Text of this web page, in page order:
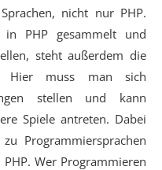
nicht nur PHP.
PHP gesammelt und
steht außerdem die
Hier muss man sich
stellen und kann
Spiele antreten. Dabei
Programmiersprachen
Wer Programmieren